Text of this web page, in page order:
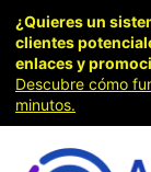
¿Quieres un
clientes
enlaces y
Descubre cómo
minutos.